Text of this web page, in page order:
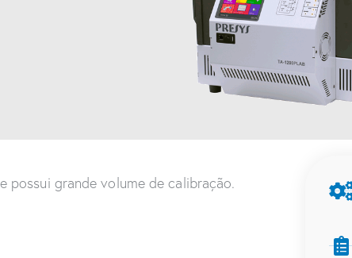
possui grande volume de calibração.